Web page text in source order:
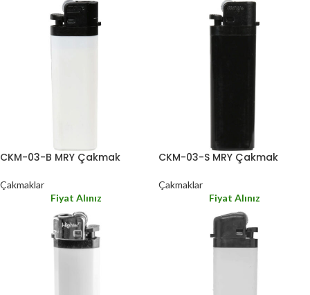
CKM-03-B MRY Çakmak
Çakmaklar
Fiyat Alınız
CKM-03-S MRY Çakmak
Çakmaklar
Fiyat Alınız